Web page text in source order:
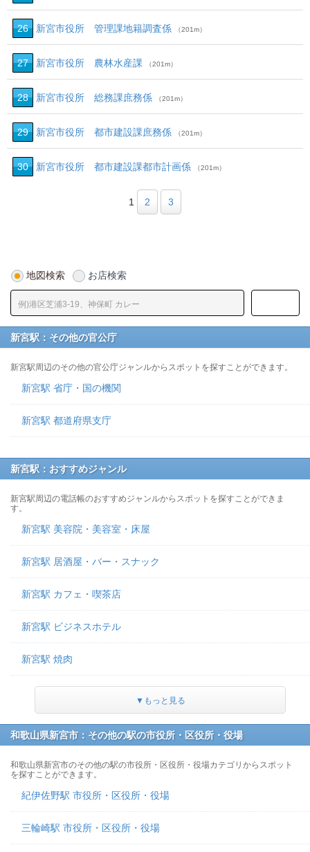
26 新宮市役所 管理課地籍調査係 （201m）
27 新宮市役所 農林水産課 （201m）
28 新宮市役所 総務課庶務係 （201m）
29 新宮市役所 都市建設課庶務係 （201m）
30 新宮市役所 都市建設課都市計画係 （201m）
1 2 3
地図検索 お店検索
新宮駅：その他の官公庁
新宮駅周辺のその他の官公庁ジャンルからスポットを探すことができます。
新宮駅 省庁・国の機関
新宮駅 都道府県支庁
新宮駅：おすすめジャンル
新宮駅周辺の電話帳のおすすめジャンルからスポットを探すことができま
す。
新宮駅 美容院・美容室・床屋
新宮駅 居酒屋・バー・スナック
新宮駅 カフェ・喫茶店
新宮駅 ビジネスホテル
新宮駅 焼肉
▼もっと見る
和歌山県新宮市：その他の駅の市役所・区役所・役場
和歌山県新宮市のその他の駅の市役所・区役所・役場カテゴリからスポット
を探すことができます。
紀伊佐野駅 市役所・区役所・役場
三輪崎駅 市役所・区役所・役場